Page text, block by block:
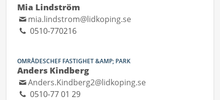
Mia Lindström
mia.lindstrom@lidkoping.se
0510-770216
OMRÅDESCHEF FASTIGHET &AMP; PARK
Anders Kindberg
Anders.Kindberg2@lidkoping.se
0510-77 01 29